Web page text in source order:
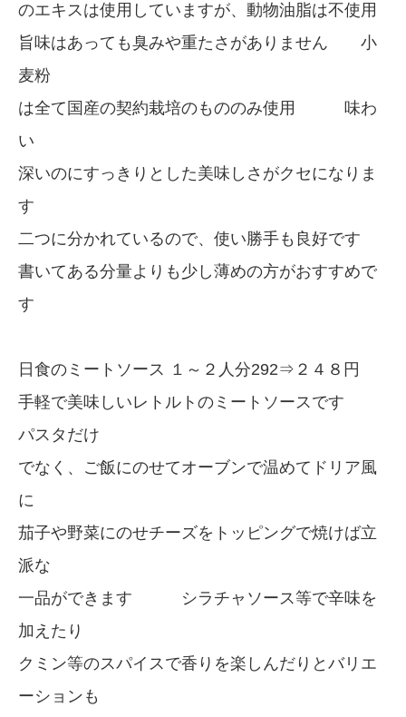
のエキスは使用していますが、動物油脂は不使用
旨味はあっても臭みや重たさがありません 小
麦粉
は全て国産の契約栽培のもののみ使用 味わ
い
深いのにすっきりとした美味しさがクセになりま
す
二つに分かれているので、使い勝手も良好です
書いてある分量よりも少し薄めの方がおすすめで
す
日食のミートソース １～２人分292⇒２４８円
手軽で美味しいレトルトのミートソースです
パスタだけ
でなく、ご飯にのせてオーブンで温めてドリア風
に
茄子や野菜にのせチーズをトッピングで焼けば立
派な
一品ができます シラチャソース等で辛味を
加えたり
クミン等のスパイスで香りを楽しんだりとバリエ
ーションも